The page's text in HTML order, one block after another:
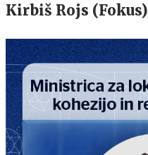
Kirbiš Rojs (Fokus)